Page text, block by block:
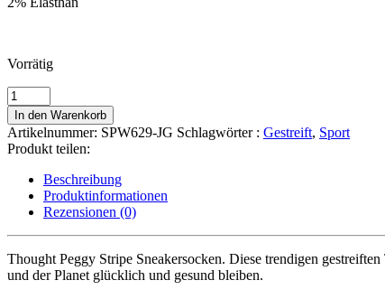
Vorrätig
Thought
Peggy
Stripe
Sneakersocken
Trainer
Socken
Menge
In den Warenkorb
Artikelnummer: SPW629-JG Schlagwörter : Gestreift, Sport
Produkt teilen:
Beschreibung
Produktinformationen
Rezensionen (0)
Thought Peggy Stripe Sneakersocken. Diese trendigen
und der Planet glücklich und gesund bleiben.